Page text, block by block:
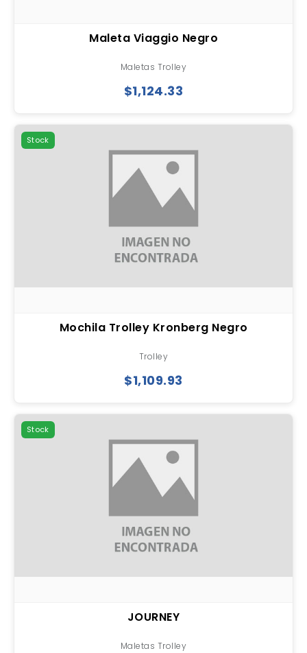
Maleta Viaggio Negro
Maletas Trolley
$1,124.33
Stock
Mochila Trolley Kronberg Negro
Trolley
$1,109.93
Stock
JOURNEY
Maletas Trolley